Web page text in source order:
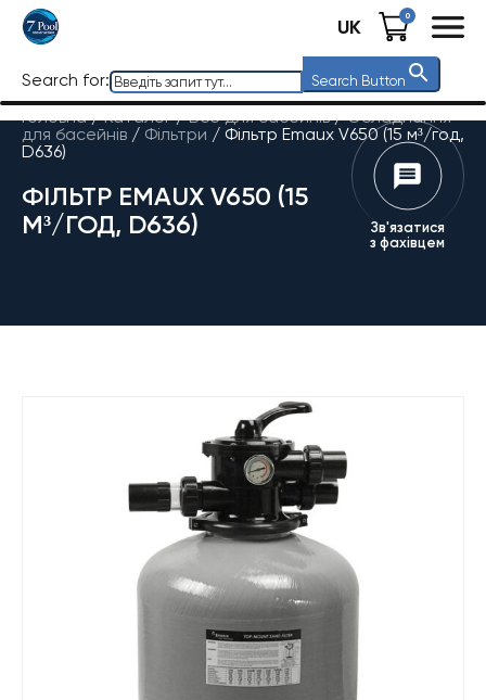
UK 0
Search for: Search Button
Головна / Каталог/Все для басейнів/Обладнання
для басейнів / Фільтри / Фільтр Emaux V650 (15 м³/год,
D636)
ФІЛЬТР EMAUX V650 (15
М³/ГОД, D636)
Зв'язатися
з фахівцем